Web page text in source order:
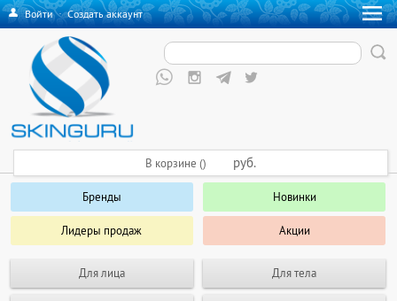
Войти·Создать аккаунт
Бренды Новинки
Лидеры продаж Акции
Для лица Для тела
В корзине () руб.